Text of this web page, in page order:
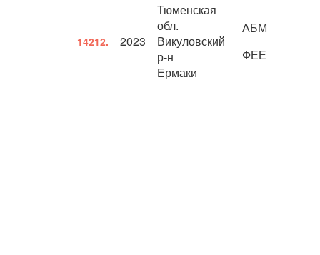
14212. 2023
Тюменская
обл.
Викуловский
р-н
Ермаки
АБМ
ФЕЕ